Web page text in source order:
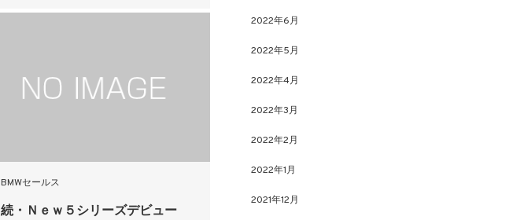
BMWセールス
続・Ｎｅｗ５シリーズデビュー
2022年6月
2022年5月
2022年4月
2022年3月
2022年2月
2022年1月
2021年12月